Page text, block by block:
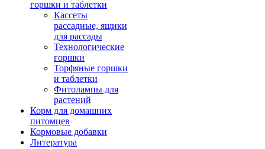
горшки и таблетки
Кассеты
рассадные, ящики
для рассады
Технологические
горшки
Торфяные горшки
и таблетки
Фитолампы для
растений
Корм для домашних
питомцев
Кормовые добавки
Литература